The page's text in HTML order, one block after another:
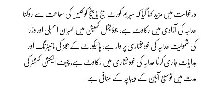
درخواست میں مزید کہا گیا کہ سپریم کورٹ جج یا بینچ کو کیس کی سماعت سے روکنا
عدلیہ کی آزادی میں رکاوٹ ہے، جوڈیشل کمیشن میں ممبران اسمبلی اور وزرا
کی شمولیت عدلیہ کی خودمختاری پر وار ہے، ہائیکورٹ کے ججز کی مانیٹرنگ اور
ہدایات جاری کرنا عدلیہ کی خودمختاری میں رکاوٹ ہے، چیف الیکشن کمشنر کی
مدت میں توسیع آئین کے دیباچہ کے منافی ہے۔